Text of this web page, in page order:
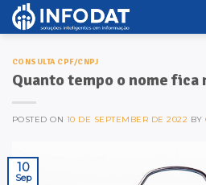
Skip
CONSULTA CPF/CNPJ
Quanto tempo o nome fica
POSTED ON 10 DE SEPTEMBER DE 2022 BY
10
Sep